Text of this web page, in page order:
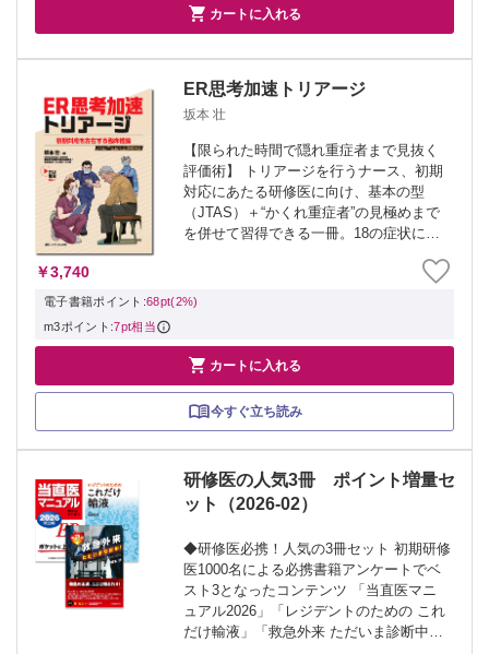
 カートに入れる
ER思考加速トリアージ
坂本 壮
【限られた時間で隠れ重症者まで見抜く
評価術】 トリアージを行うナース、初期
対応にあたる研修医に向け、基本の型
（JTAS）＋“かくれ重症者”の見極めまで
を併せて習得できる一冊。18の症状につ
授！症状ごとに典型的な3疾患についても
ピットフォール付きで解説する。
￥3,740
電子書籍ポイント:68pt(2%)
m3ポイント:7pt相当
 カートに入れる
今すぐ立ち読み
研修医の人気3冊 ポイント増量セ
ット（2026-02）
◆研修医必携！人気の3冊セット 初期研修
医1000名による必携書籍アンケートでベ
スト3となったコンテンツ 「当直医マニ
ュアル2026」「レジデントのための これ
だけ輸液」「救急外来 ただいま診断中！